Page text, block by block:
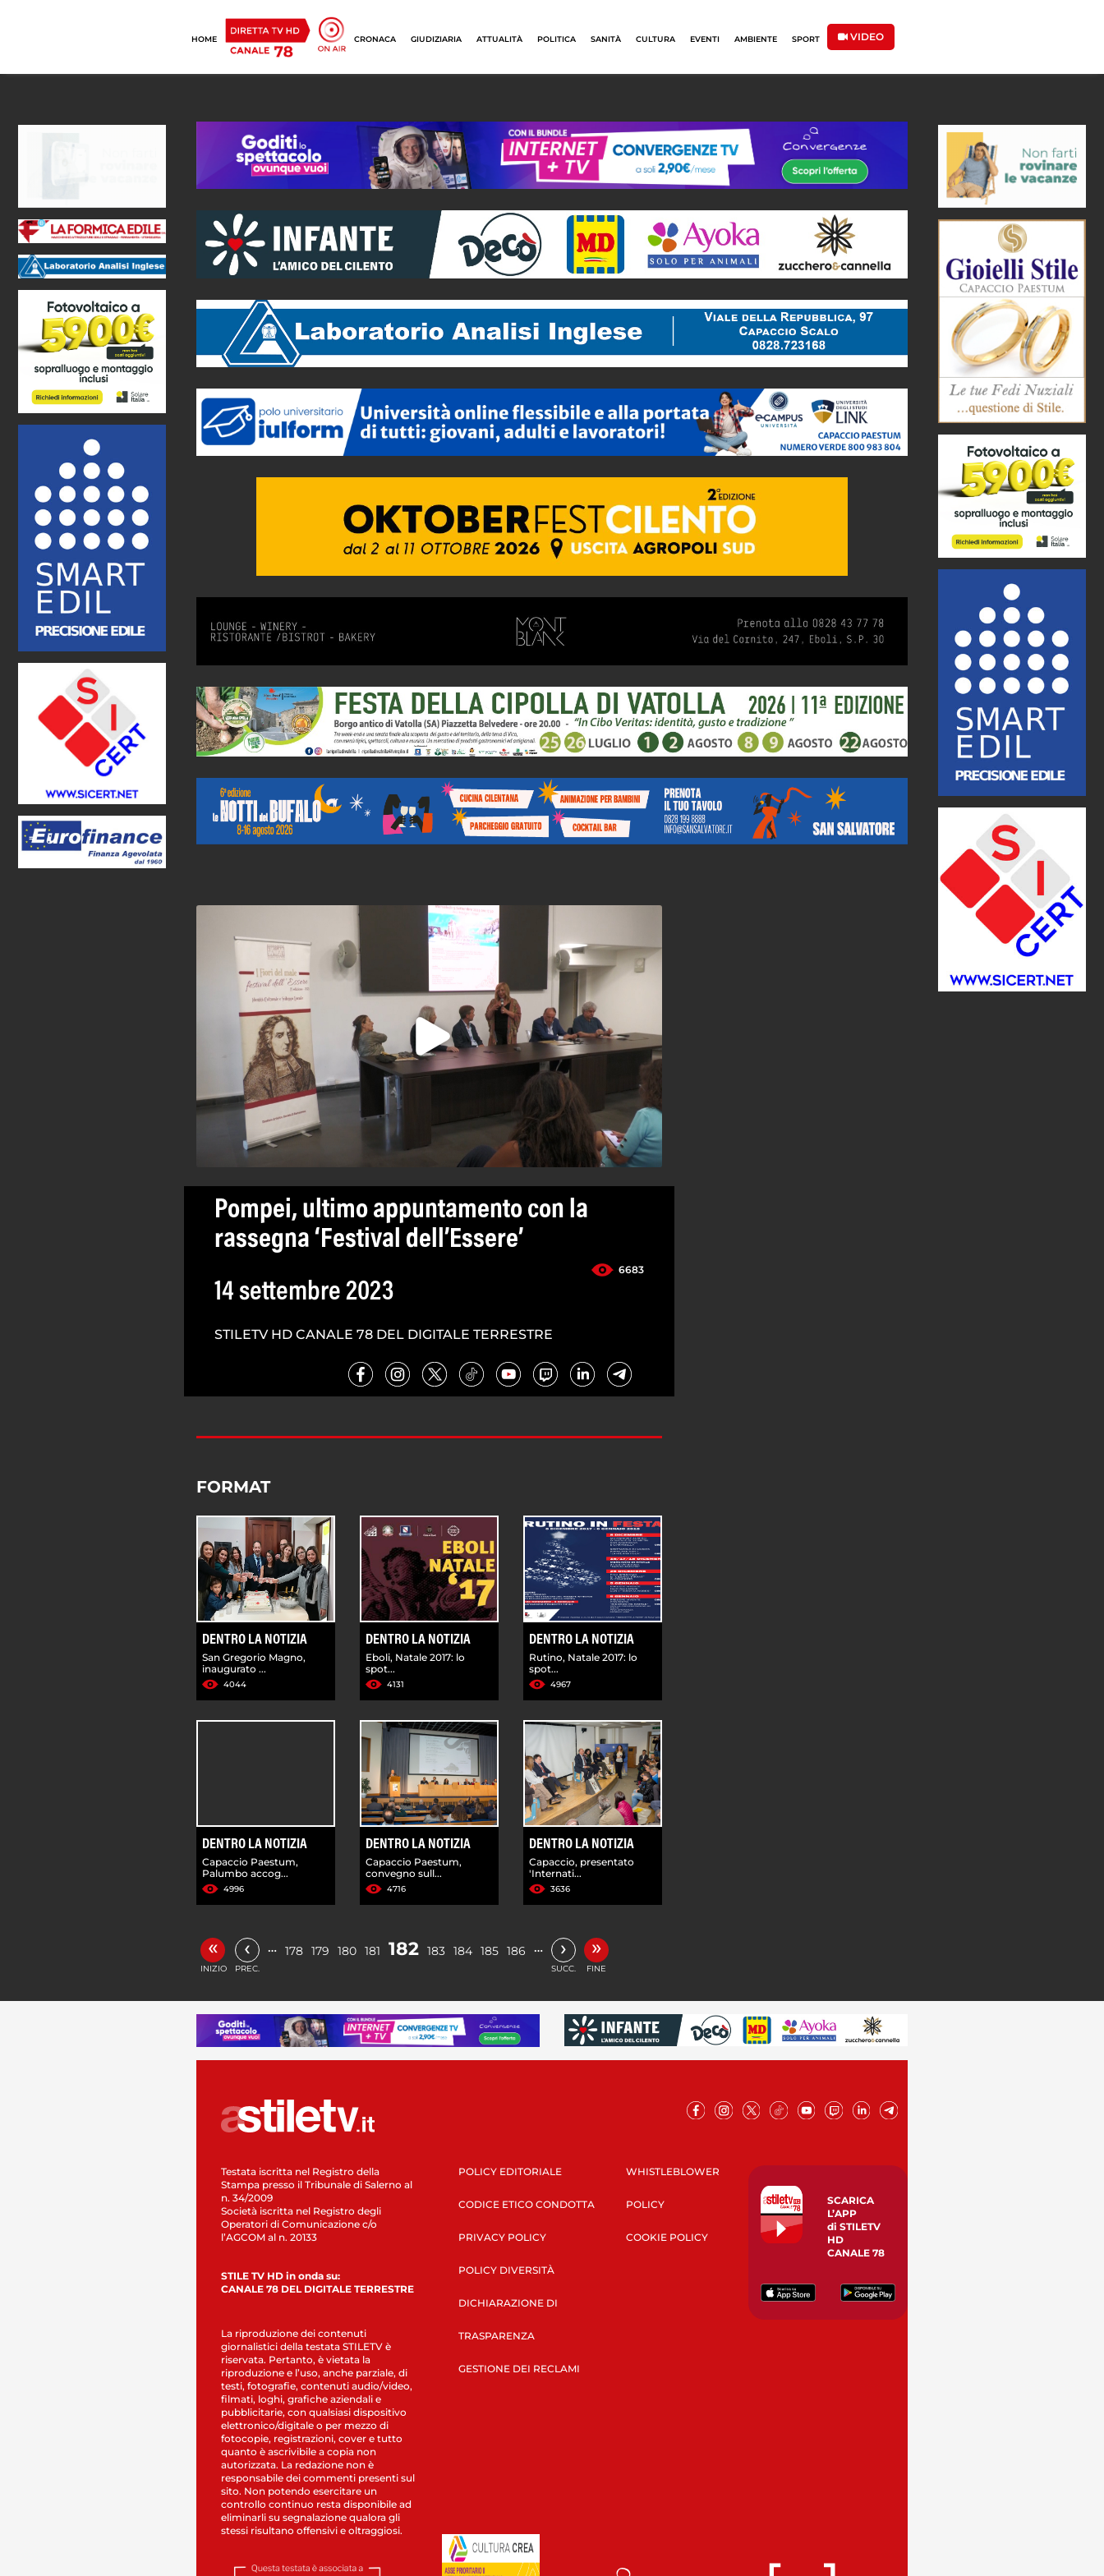
HOME CRONACA GIUDIZIARIA ATTUALITÀ POLITICA SANITÀ CULTURA EVENTI AMBIENTE SPORT VIDEO
Pompei, ultimo appuntamento con la
rassegna ‘Festival dell’Essere’
6683
14 settembre 2023
STILETV HD CANALE 78 DEL DIGITALE TERRESTRE
FORMAT
DENTRO LA NOTIZIA
San Gregorio Magno,
inaugurato ...
4044
DENTRO LA NOTIZIA
Eboli, Natale 2017: lo
spot...
4131
DENTRO LA NOTIZIA
Rutino, Natale 2017: lo
spot...
4967
DENTRO LA NOTIZIA
Capaccio Paestum,
Palumbo accog...
4996
DENTRO LA NOTIZIA
Capaccio Paestum,
convegno sull...
4716
DENTRO LA NOTIZIA
Capaccio, presentato
'Internati...
3636
«
INIZIO
‹
PREC.
… 178 179 180 181 182 183 184 185 186 … ›
SUCC.
»
FINE
Testata iscritta nel Registro della
Stampa presso il Tribunale di Salerno al
n. 34/2009
Società iscritta nel Registro degli
Operatori di Comunicazione c/o
l’AGCOM al n. 20133
STILE TV HD in onda su:
CANALE 78 DEL DIGITALE TERRESTRE
La riproduzione dei contenuti
giornalistici della testata STILETV è
riservata. Pertanto, è vietata la
riproduzione e l’uso, anche parziale, di
testi, fotografie, contenuti audio/video,
filmati, loghi, grafiche aziendali e
pubblicitarie, con qualsiasi dispositivo
elettronico/digitale o per mezzo di
fotocopie, registrazioni, cover e tutto
quanto è ascrivibile a copia non
autorizzata. La redazione non è
responsabile dei commenti presenti sul
sito. Non potendo esercitare un
controllo continuo resta disponibile ad
eliminarli su segnalazione qualora gli
stessi risultano offensivi e oltraggiosi.
POLICY EDITORIALE
CODICE ETICO CONDOTTA
PRIVACY POLICY
POLICY DIVERSITÀ
DICHIARAZIONE DI
TRASPARENZA
GESTIONE DEI RECLAMI
WHISTLEBLOWER
POLICY
COOKIE POLICY
SCARICA
L’APP
di STILETV
HD
CANALE 78